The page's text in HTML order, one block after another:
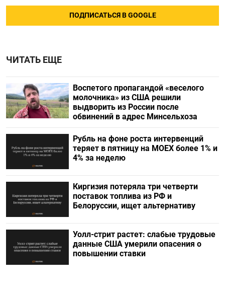
ПОДПИСАТЬСЯ В GOOGLE
ЧИТАТЬ ЕЩЕ
Воспетого пропагандой «веселого
молочника» из США решили
выдворить из России после
обвинений в адрес Минсельхоза
Рубль на фоне роста интервенций
теряет в пятницу на МОЕХ более 1% и
4% за неделю
Киргизия потеряла три четверти
поставок топлива из РФ и
Белоруссии, ищет альтернативу
Уолл-стрит растет: слабые трудовые
данные США умерили опасения о
повышении ставки